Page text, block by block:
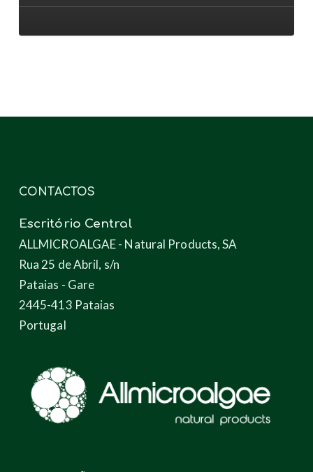
aos
CONTACTOS
Escritório Central
ALLMICROALGAE - Natural Products, SA
Rua 25 de Abril, s/n
Pataias - Gare
2445-413 Pataias
Portugal